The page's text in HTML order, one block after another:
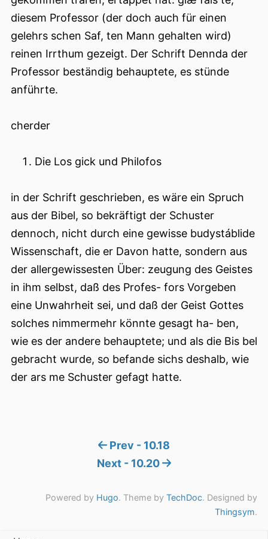
diesem Professor (der doch auch für einen
gelehrs schen Saf, ten Mann gehalten wird)
reinen Irrthum gezeigt. Der Schrift Dennda der
Professor beständig behauptete, es stünde
anführte.
cherder
Die Los gick und Philofos
in der Schrift geschrieben, es wäre ein Spruch
aus der Bibel, so bekräftigt der Schuster
dennoch, nicht durch eine gewisse budystáblide
Wissenschaft, die er Davon hatte, sondern aus
der allergewissesten Über: zeugung des Geistes
in ihm selbst, daß des Profes- fors Vorgeben
eine Unwahrheit sei, und daß der Geist Gottes
solches nimmermehr könnte gesagt ha- ben,
wie es der andere behauptete; und als die Bis bel
gebracht wurde, so befande sichs deshalb, wie
der ars me Schuster gefagt hatte.
Prev - 10.18
Next - 10.20
Powered by Hugo. Theme by TechDoc. Designed by
Thingsym.